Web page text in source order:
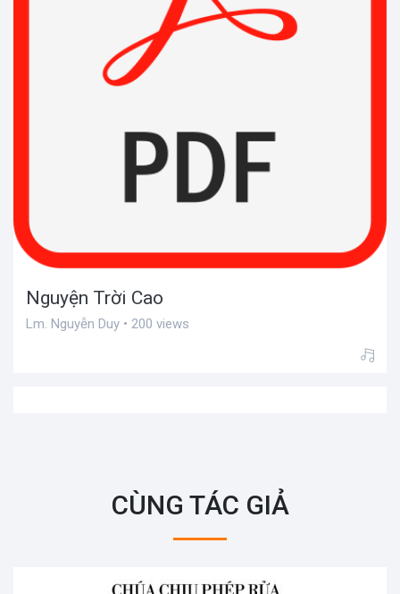
Nguyện Trời Cao
Lm. Nguyễn Duy • 200 views
CÙNG TÁC GIẢ